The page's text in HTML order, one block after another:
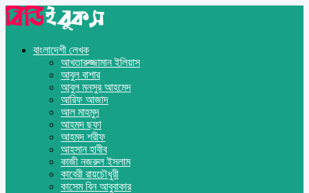
বাংলাদেশী লেখক
আখতারুজ্জামান ইলিয়াস
আবুল বাশার
আবুল মনসুর আহমেদ
আরিফ আজাদ
আল মাহমুদ
আহমদ ছফা
আহমদ শরীফ
আহসান হাবীব
কাজী নজরুল ইসলাম
কাবেরী রায়চৌধুরী
কাসেম বিন আবুবাকার